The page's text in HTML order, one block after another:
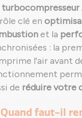
turbocompresseur
clé en
et la
: la
l'air avant
de réduire votre
faut-il